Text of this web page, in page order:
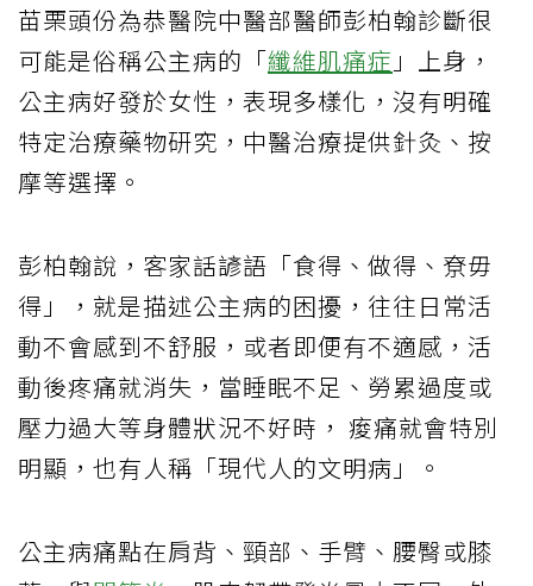
苗栗頭份為恭醫院中醫部醫師彭柏翰診斷很
可能是俗稱公主病的「纖維肌痛症 」上身，
公主病好發於女性，表現多樣化，沒有明確
特定治療藥物研究，中醫治療提供針灸、按
摩等選擇。
彭柏翰說，客家話諺語「食得、做得、尞毋
得」，就是描述公主病的困擾，往往日常活
動不會感到不舒服，或者即便有不適感，活
動後疼痛就消失，當睡眠不足、勞累過度或
壓力過大等身體狀況不好時， 痠痛就會特別
明顯，也有人稱「現代人的文明病」。
公主病痛點在肩背、頸部、手臂、腰臀或膝